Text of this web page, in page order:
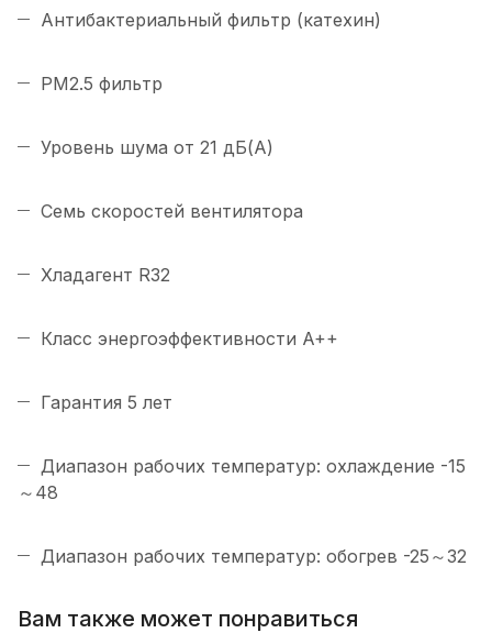
Антибактериальный фильтр (катехин)
PM2.5 фильтр
Уровень шума от 21 дБ(А)
Семь скоростей вентилятора
Хладагент R32
Класс энергоэффективности A++
Гарантия 5 лет
Диапазон рабочих температур: охлаждение -15
～48
Диапазон рабочих температур: обогрев -25～32
Вам также может понравиться